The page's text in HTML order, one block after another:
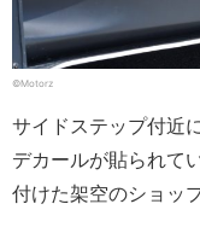
©Motorz
サイドステップ付近
デカールが貼られて
付けた架空のショッ